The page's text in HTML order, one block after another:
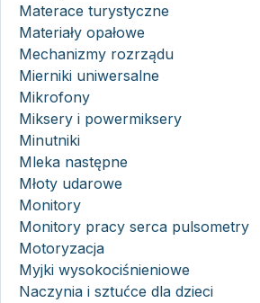
Materace turystyczne
Materiały opałowe
Mechanizmy rozrządu
Mierniki uniwersalne
Mikrofony
Miksery i powermiksery
Minutniki
Mleka następne
Młoty udarowe
Monitory
Monitory pracy serca pulsometry
Motoryzacja
Myjki wysokociśnieniowe
Naczynia i sztućce dla dzieci